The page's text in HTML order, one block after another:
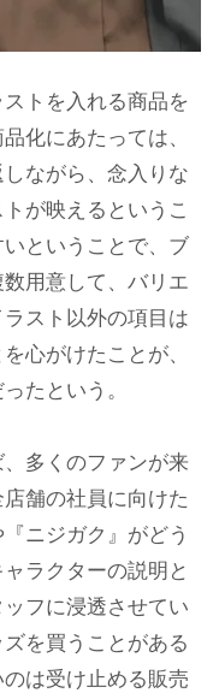
トを入れる商品を
化にあたっては、
ながら、念入りな
が映えるというこ
ということで、ブ
用意して、バリエ
スト以外の項目は
心がけたことが、
たという。
多くのファンが来
舗の社員に向けた
ニジガク』がどう
ラクターの説明と
フに浸透させてい
を買うことがある
は受け止める販売